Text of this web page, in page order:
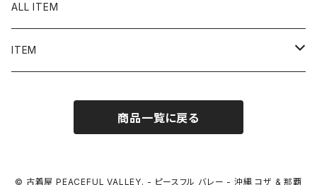
ALL ITEM
ITEM
シャツ／ブラウス
半袖シャツ / ブラウス
タンクトップ
商品一覧に戻る
© 古着屋 PEACEFUL VALLEY. - ピースフル バレー - 沖縄 コザ & 那覇